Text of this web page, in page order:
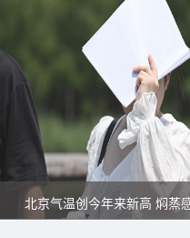
北京气温创今年来新高 焖蒸